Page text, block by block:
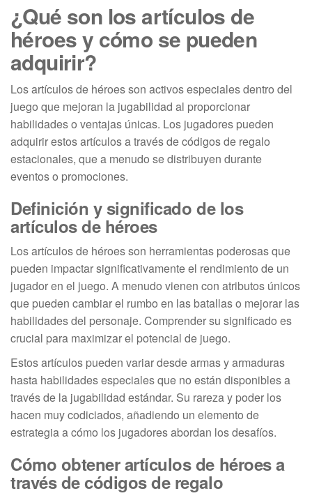
¿Qué son los artículos de
héroes y cómo se pueden
adquirir?
Los artículos de héroes son activos especiales dentro del
juego que mejoran la jugabilidad al proporcionar
habilidades o ventajas únicas. Los jugadores pueden
adquirir estos artículos a través de códigos de regalo
estacionales, que a menudo se distribuyen durante
eventos o promociones.
Definición y significado de los
artículos de héroes
Los artículos de héroes son herramientas poderosas que
pueden impactar significativamente el rendimiento de un
jugador en el juego. A menudo vienen con atributos únicos
que pueden cambiar el rumbo en las batallas o mejorar las
habilidades del personaje. Comprender su significado es
crucial para maximizar el potencial de juego.
Estos artículos pueden variar desde armas y armaduras
hasta habilidades especiales que no están disponibles a
través de la jugabilidad estándar. Su rareza y poder los
hacen muy codiciados, añadiendo un elemento de
estrategia a cómo los jugadores abordan los desafíos.
Cómo obtener artículos de héroes a
través de códigos de regalo